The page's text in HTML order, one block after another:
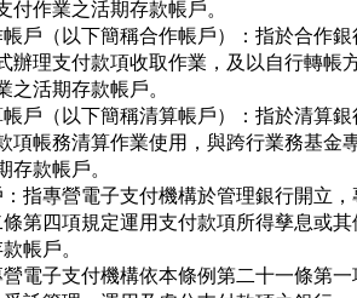
付作業之活期存款帳戶。
帳戶（以下簡稱合作帳戶）：指於合作
式辦理支付款項收取作業，及以自行轉帳
之活期存款帳戶。
帳戶（以下簡稱清算帳戶）：指於清算
款項帳務清算作業使用，與跨行業務基金
存款帳戶。
指專營電子支付機構於管理銀行開立
條第四項規定運用支付款項所得孳息或
帳戶。
電子支付機構依本條例第二十一條第一